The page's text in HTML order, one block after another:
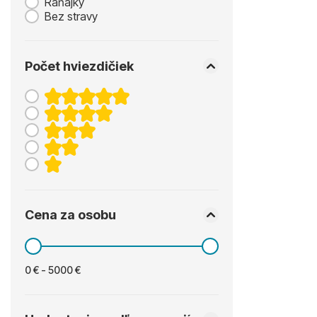
Bez stravy
Počet hviezdičiek
Cena za osobu
0 € - 5000 €